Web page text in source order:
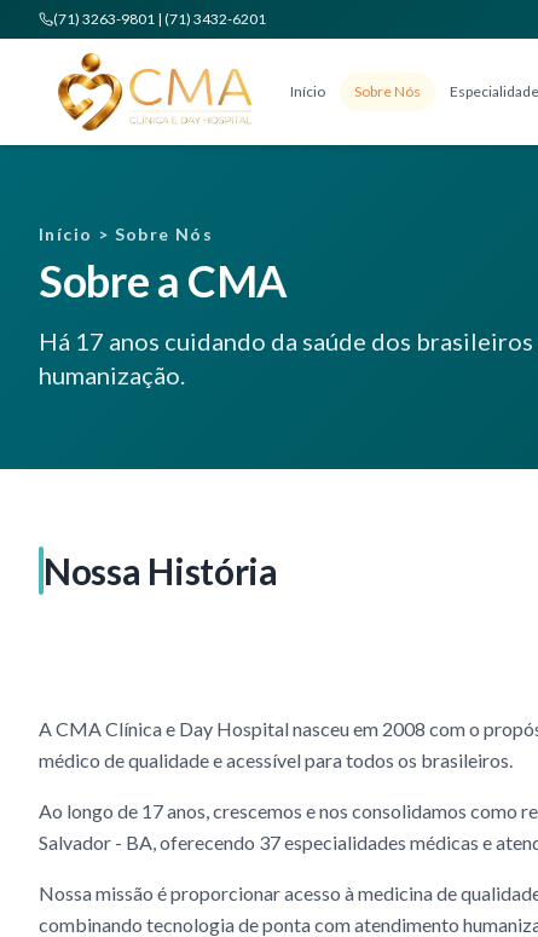
(71) 3263-9801 | (71) 3432-6201
Início Sobre Nós
Início > Sobre Nós
Sobre a CMA
Há 17 anos cuidando da saúde dos
humanização.
Nossa História
A CMA Clínica e Day Hospital nasceu em 2008 com o
médico de qualidade e acessível para todos os brasileiros.
Ao longo de 17 anos, crescemos e nos consolidamos como
Salvador - BA, oferecendo 37 especialidades médicas e
Nossa missão é proporcionar acesso à medicina de
combinando tecnologia de ponta com atendimento